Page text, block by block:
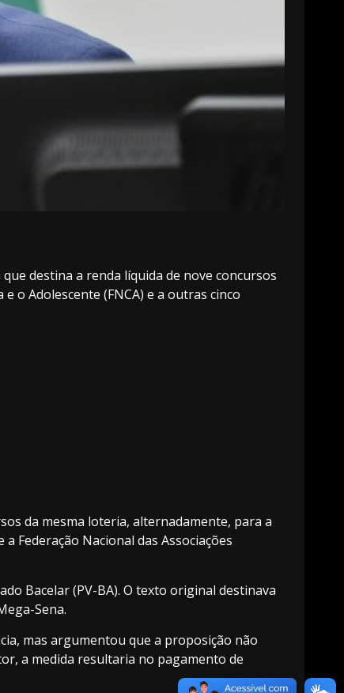
destina a renda líquida de nove concursos
o Adolescente (FNCA) e a outras cinco
da mesma loteria, alternadamente, para a
Federação Nacional das Associações
Bacelar (PV-BA). O texto original destinava
Sena.
mas argumentou que a proposição não
a medida resultaria no pagamento de